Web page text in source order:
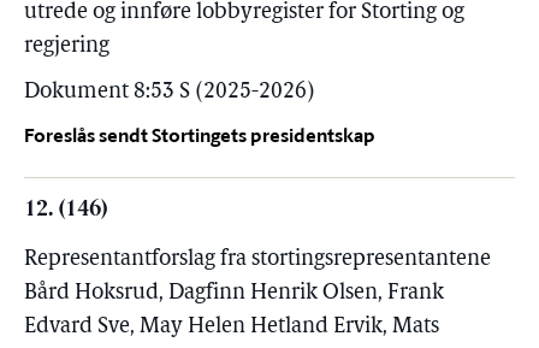
utrede og innføre lobbyregister for Storting og
regjering
Dokument 8:53 S (2025-2026)
Foreslås sendt Stortingets presidentskap
12. (146)
Representantforslag fra stortingsrepresentantene
Bård Hoksrud, Dagfinn Henrik Olsen, Frank
Edvard Sve, May Helen Hetland Ervik, Mats